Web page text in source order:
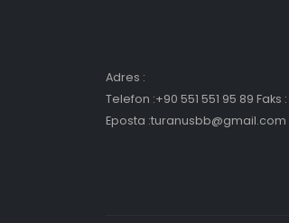
Adres :
Telefon :+90 551 551 95 89 Faks :
Eposta :turanusbb@gmail.com